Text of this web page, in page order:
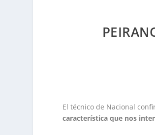
El técnico de Nacional
característica que nos